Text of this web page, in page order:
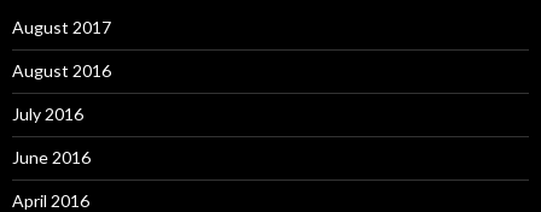
August 2017
August 2016
July 2016
June 2016
April 2016